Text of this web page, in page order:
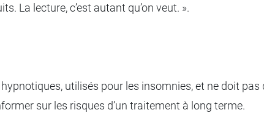
La lecture, c’est autant qu’on veut. ».
utilisés pour les insomnies, et ne doit
sur les risques d’un traitement à long terme.